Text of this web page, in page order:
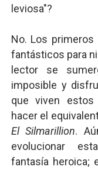
leviosa"?
No. Los
fantásticos para
lector se
imposible y
que viven estos
hacer el
El Silmarillion.
evolucionar
fantasía heroica;